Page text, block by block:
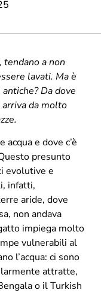
tendano a non
lavati. Ma è
Da dove
arriva da molto
acqua e dove c’è
presunto
evolutive e
infatti,
aride, dove
non andava
impiega molto
vulnerabili al
l’acqua: ci sono
attratte,
o il Turkish